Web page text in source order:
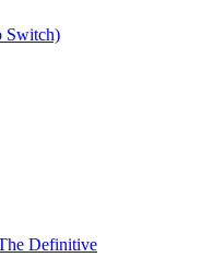
Switch)
Definitive